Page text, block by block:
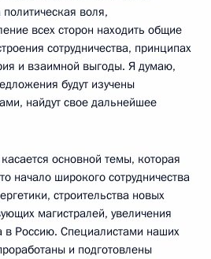
воля,
всех сторон находить общие
сотрудничества, принципах
и взаимной выгоды. Я думаю,
будут изучены
найдут свое дальнейшее
основной темы, которая
начало широкого сотрудничества
строительства новых
магистралей, увеличения
в Россию. Специалистами наших
и подготовлены